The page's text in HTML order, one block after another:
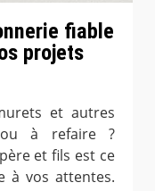
fiable
projets
et autres
ou à refaire ?
et fils est ce
à vos attentes.